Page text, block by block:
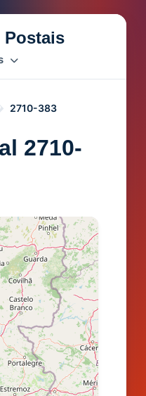
Postais
2710-383
2710-